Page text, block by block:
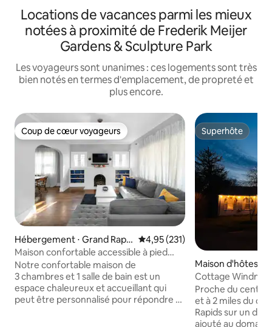
Locations de vacances parmi les mieux
notées à proximité de Frederik Meijer
Gardens & Sculpture Park
Les voyageurs sont unanimes : ces logements sont très
bien notés en termes d'emplacement, de propreté et
plus encore.
Coup de cœur voyageurs
Coup de cœur voyageurs
Hébergement ⋅ Grand Rapid
s
Évaluation moyenne sur la
4,95 (231)
Maison confortable accessible à pied
pour le meilleur de Grand Rapids !
Notre confortable maison de
3 chambres et 1 salle de bain est un
espace chaleureux et accueillant qui
peut être personnalisé pour répondre à
Superhôte
Superhôte
Maison d'hôtes ⋅
ds
Cottage
Proche du
et à 2 miles du
Rapids sur un
ajouté au